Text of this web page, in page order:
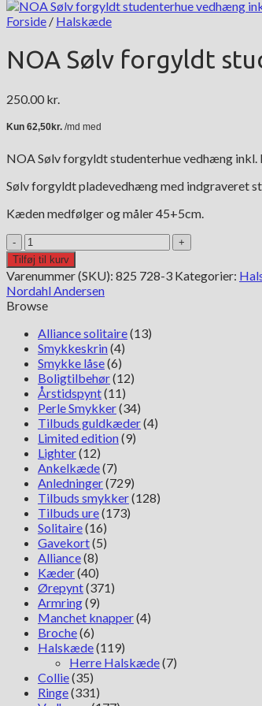
Forside / Halskæde
NOA Sølv forgyldt
250.00 kr.
NOA Sølv forgyldt studenterhue vedhæng
Sølv forgyldt pladevedhæng med indgraveret
Kæden medfølger og måler 45+5cm.
NOA
Sølv
forgyldt
studenterhue
vedhæng
inkl.
kæde
825
728-
3
antal
Tilføj til kurv
Varenummer (SKU): 825 728-3 Kategorier:
Nordahl Andersen
Browse
Alliance solitaire(13)
Smykkeskrin(4)
Smykke låse(6)
Boligtilbehør(12)
Årstidspynt(11)
Perle Smykker(34)
Tilbuds guldkæder(4)
Limited edition(9)
Lighter(12)
Ankelkæde(7)
Anledninger(729)
Tilbuds smykker(128)
Tilbuds ure(173)
Solitaire(16)
Gavekort(5)
Alliance(8)
Kæder(40)
Ørepynt(371)
Armring(9)
Manchet knapper(4)
Broche(6)
Halskæde(119)
Herre Halskæde(7)
Collie(35)
Ringe(331)